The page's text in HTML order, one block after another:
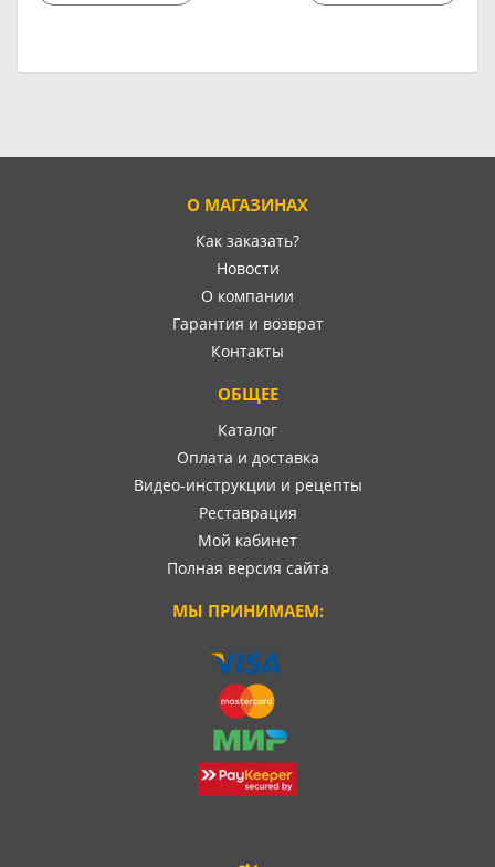
О МАГАЗИНАХ
Как заказать?
Новости
О компании
Гарантия и возврат
Контакты
ОБЩЕЕ
Каталог
Оплата и доставка
Видео-инструкции и рецепты
Реставрация
Мой кабинет
Полная версия сайта
МЫ ПРИНИМАЕМ: